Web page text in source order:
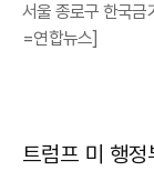
서울 종로구 한국금
=연합뉴스]
트럼프 미 행